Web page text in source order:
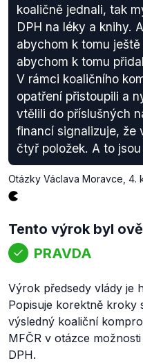
koaličně jednali, tak
DPH na léky a knihy.
abychom k tomu
abychom k tomu
V rámci koaličního
opatření přistoupili a
vtělili do příslušných
financí signalizuje, že
čtyř položek. A to
Otázky Václava Moravce 4.
Tento výrok byl
PRAVDA
Výrok předsedy vlády je
Popisuje korektně kroky
výsledný koaliční
MFČR v otázce
DPH.